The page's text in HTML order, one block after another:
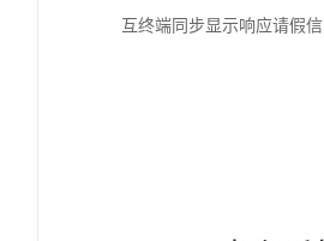
互终端同步显示响应请假